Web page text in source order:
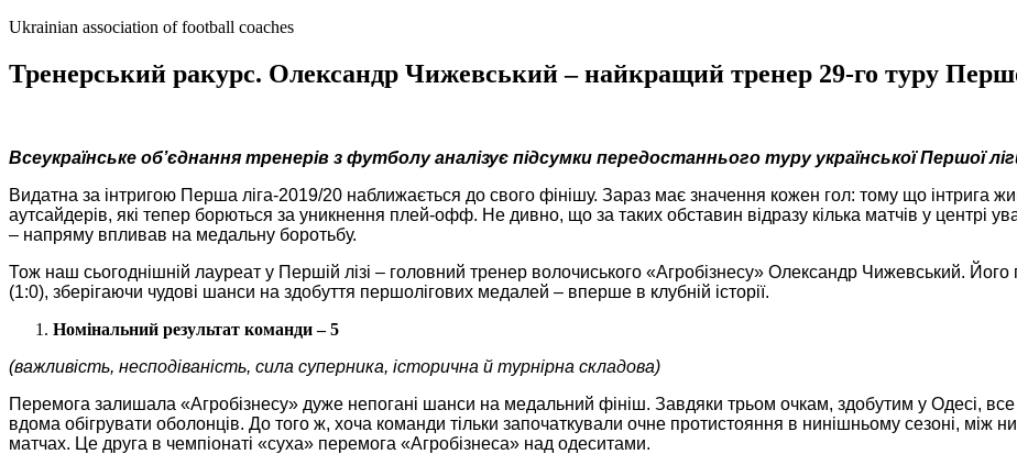
Ukrainian association of football coaches
Тренерський ракурс. Олександр Чижевський – найкращий тренер 29-го туру
Всеукраїнське об’єднання тренерів з футболу аналізує підсумки передостаннього туру української Першої
Видатна за інтригою Перша ліга-2019/20 наближається до свого фінішу. Зараз має значення кожен гол: тому що інтрига
аутсайдерів, які тепер борються за уникнення плей-офф. Не дивно, що за таких обставин відразу кілька матчів у центрі
– напряму впливав на медальну боротьбу.
Тож наш сьогоднішній лауреат у Першій лізі – головний тренер волочиського «Агробізнесу» Олександр Чижевський.
(1:0), зберігаючи чудові шанси на здобуття першолігових медалей – вперше в клубній історії.
Номінальний результат команди – 5
(важливість, несподіваність, сила суперника, історична й турнірна складова)
Перемога залишала «Агробізнесу» дуже непогані шанси на медальний фініш. Завдяки трьом очкам, здобутим у Одесі, все
вдома обігрувати оболонців. До того ж, хоча команди тільки започаткували очне протистояння в нинішньому сезоні, між
матчах. Це друга в чемпіонаті «суха» перемога «Агробізнеса» над одеситами.